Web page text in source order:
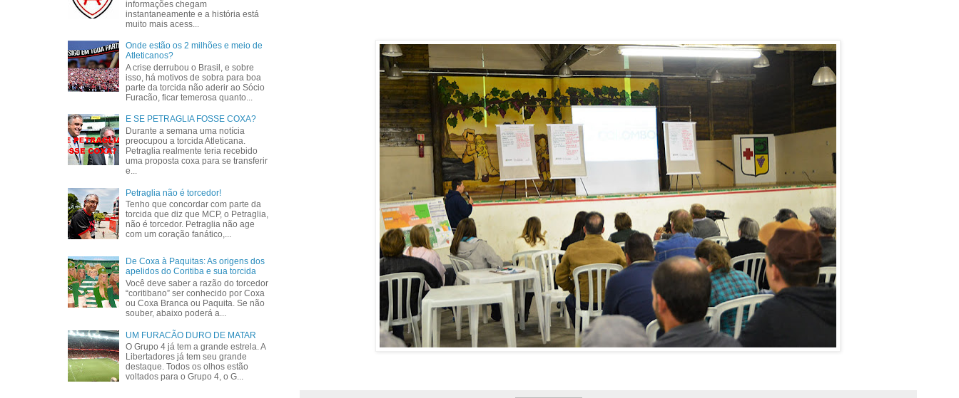
informações chegam
instantaneamente e a história está
muito mais acess...
Onde estão os 2 milhões e meio de
Atleticanos?
A crise derrubou o Brasil, e sobre
isso, há motivos de sobra para boa
parte da torcida não aderir ao Sócio
Furacão, ficar temerosa quanto...
E SE PETRAGLIA FOSSE COXA?
Durante a semana uma notícia
preocupou a torcida Atleticana.
Petraglia realmente teria recebido
uma proposta coxa para se transferir
e...
Petraglia não é torcedor!
Tenho que concordar com parte da
torcida que diz que MCP, o Petraglia,
não é torcedor. Petraglia não age
com um coração fanático,...
De Coxa à Paquitas: As origens dos
apelidos do Coritiba e sua torcida
Você deve saber a razão do torcedor
“coritibano” ser conhecido por Coxa
ou Coxa Branca ou Paquita. Se não
souber, abaixo poderá a...
UM FURACÃO DURO DE MATAR
O Grupo 4 já tem a grande estrela. A
Libertadores já tem seu grande
destaque. Todos os olhos estão
voltados para o Grupo 4, o G...